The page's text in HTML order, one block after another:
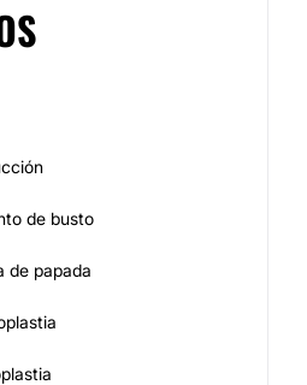
de busto
de papada